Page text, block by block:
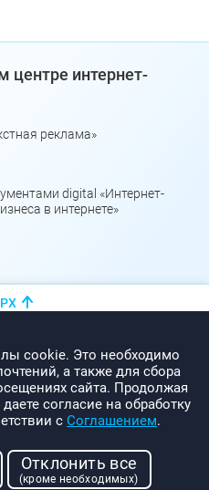
центре интернет-
реклама»
digital «Интернет-
в интернете»
cookie. Это необходимо
а также для сбора
сайта. Продолжая
согласие на обработку
с Соглашением.
Отклонить все
(кроме необходимых)
webcom.by
Performance
11-332